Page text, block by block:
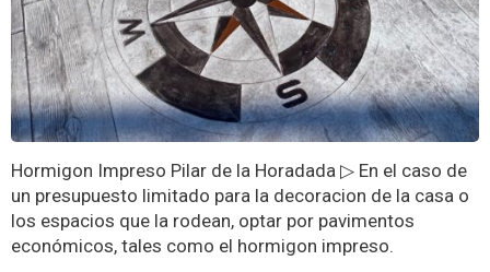
Hormigon Impreso Pilar de la Horadada ▷ En el caso de
un presupuesto limitado para la decoracion de la casa o
los espacios que la rodean, optar por pavimentos
económicos, tales como el hormigon impreso.